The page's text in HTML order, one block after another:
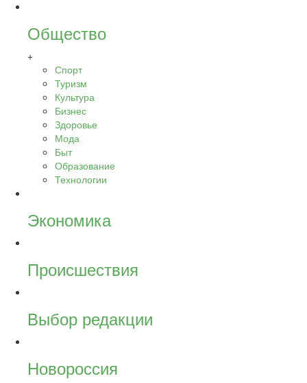
Общество
+
Спорт
Туризм
Культура
Бизнес
Здоровье
Мода
Быт
Образование
Технологии
Экономика
Происшествия
Выбор редакции
Новороссия